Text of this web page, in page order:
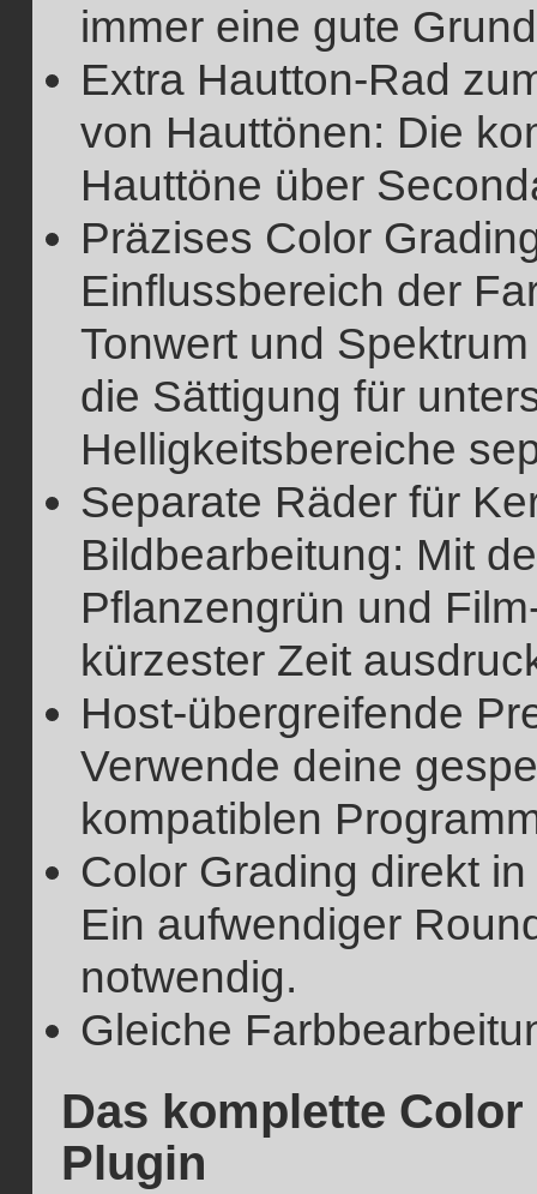
immer eine gute
Extra Hautton-Rad
von Hauttönen: Die
Hauttöne über
Präzises Color
Einflussbereich der
Tonwert und
die Sättigung für
Helligkeitsbereiche
Separate Räder für
Bildbearbeitung: Mit
Pflanzengrün und
kürzester Zeit
Host-übergreifende
Verwende deine
kompatiblen
Color Grading direkt
Ein aufwendiger
notwendig.
Gleiche
Das komplette
Plugin